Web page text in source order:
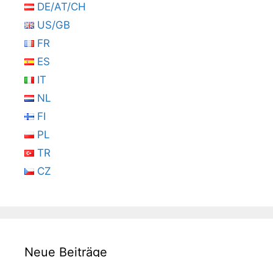
DE/AT/CH
US/GB
FR
ES
IT
NL
FI
PL
TR
CZ
Neue Beiträge